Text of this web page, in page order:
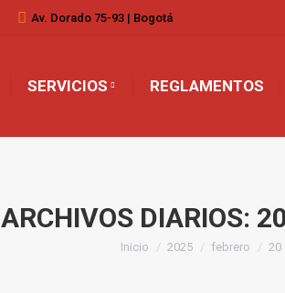
Av. Dorado 75-93 | Bogotá
SERVICIOS REGLAMENTOS
ARCHIVOS DIARIOS:
Estás aquí:
Inicio 2025 febrero 20